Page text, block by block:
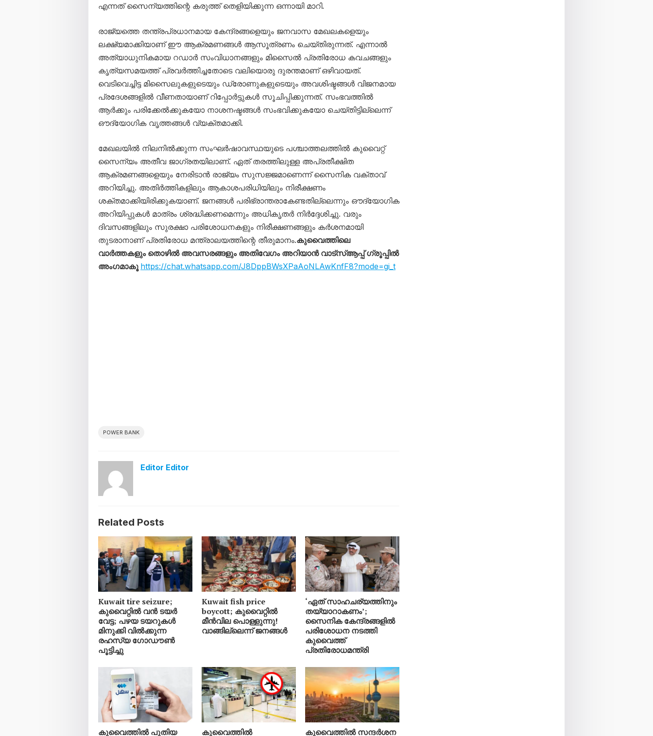
എന്നത് സൈന്യത്തിന്റെ കരുത്ത് തെളിയിക്കുന്ന ഒന്നായി മാറി.
രാജ്യത്തെ തന്ത്രപ്രധാനമായ കേന്ദ്രങ്ങളെയും ജനവാസ മേഖലകളെയും
ലക്ഷ്യമാക്കിയാണ് ഈ ആക്രമണങ്ങൾ ആസൂത്രണം ചെയ്തിരുന്നത്. എന്നാൽ
അത്യാധുനികമായ റഡാർ സംവിധാനങ്ങളും മിസൈൽ പ്രതിരോധ കവചങ്ങളും
കൃത്യസമയത്ത് പ്രവർത്തിച്ചതോടെ വലിയൊരു ദുരന്തമാണ് ഒഴിവായത്.
വെടിവെച്ചിട്ട മിസൈലുകളുടെയും ഡ്രോണുകളുടെയും അവശിഷ്ടങ്ങൾ വിജനമായ
പ്രദേശങ്ങളിൽ വീണതായാണ് റിപ്പോർട്ടുകൾ സൂചിപ്പിക്കുന്നത്. സംഭവത്തിൽ
ആർക്കും പരിക്കേൽക്കുകയോ നാശനഷ്ടങ്ങൾ സംഭവിക്കുകയോ ചെയ്തിട്ടില്ലെന്ന്
ഔദ്യോഗിക വൃത്തങ്ങൾ വ്യക്തമാക്കി.
മേഖലയിൽ നിലനിൽക്കുന്ന സംഘർഷാവസ്ഥയുടെ പശ്ചാത്തലത്തിൽ കുവൈറ്റ്
സൈന്യം അതീവ ജാഗ്രതയിലാണ്. ഏത് തരത്തിലുള്ള അപ്രതീക്ഷിത
ആക്രമണങ്ങളെയും നേരിടാൻ രാജ്യം സുസജ്ജമാണെന്ന് സൈനിക വക്താവ്
അറിയിച്ചു. അതിർത്തികളിലും ആകാശപരിധിയിലും നിരീക്ഷണം
ശക്തമാക്കിയിരിക്കുകയാണ്. ജനങ്ങൾ പരിഭ്രാന്തരാകേണ്ടതില്ലെന്നും ഔദ്യോഗിക
അറിയിപ്പുകൾ മാത്രം ശ്രദ്ധിക്കണമെന്നും അധികൃതർ നിർദ്ദേശിച്ചു. വരും
ദിവസങ്ങളിലും സുരക്ഷാ പരിശോധനകളും നിരീക്ഷണങ്ങളും കർശനമായി
തുടരാനാണ് പ്രതിരോധ മന്ത്രാലയത്തിന്റെ തീരുമാനം.കുവൈത്തിലെ
വാർത്തകളും തൊഴിൽ അവസരങ്ങളും അതിവേഗം അറിയാൻ വാട്സ്ആപ്പ് ഗ്രൂപ്പിൽ
അംഗമാകൂ https://chat.whatsapp.com/J8DppBWsXPaAoNLAwKnfF8?mode=gi_t
POWER BANK
Editor Editor
Related Posts
Kuwait tire seizure;
കുവൈറ്റിൽ വൻ ടയർ
വേട്ട; പഴയ ടയറുകൾ
മിനുക്കി വിൽക്കുന്ന
രഹസ്യ ഗോഡൗൺ
പൂട്ടിച്ചു
Kuwait fish price
boycott; കുവൈറ്റിൽ
മീൻവില പൊള്ളുന്നു!
വാങ്ങില്ലെന്ന് ജനങ്ങൾ
‘ഏത് സാഹചര്യത്തിനും
തയ്യാറാകണം’;
സൈനിക കേന്ദ്രങ്ങളിൽ
പരിശോധന നടത്തി
കുവൈത്ത്
പ്രതിരോധമന്ത്രി
കുവൈത്തിൽ പുതിയ കുവൈത്തിൽ കുവൈത്തിൽ സന്ദർശന